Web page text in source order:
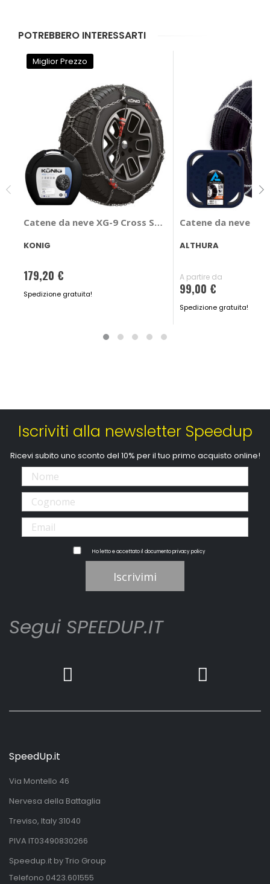
POTREBBERO INTERESSARTI
Miglior Prezzo
Catene da neve XG-9 Cross SUV 9mm
KONIG
179,20 €
Spedizione gratuita!
Catene da neve
ALTHURA
A partire da
99,00 €
Spedizione gratuita!
Iscriviti alla newsletter Speedup
Ricevi subito uno sconto del 10% per il tuo primo acquisto online!
Ho letto e accettato il documentoprivacy policy
Iscrivimi
Segui SPEEDUP.IT
SpeedUp.it
Via Montello 46
Nervesa della Battaglia
Treviso, Italy 31040
PIVA IT03490830266
Speedup.it by Trio Group
Telefono 0423.601555